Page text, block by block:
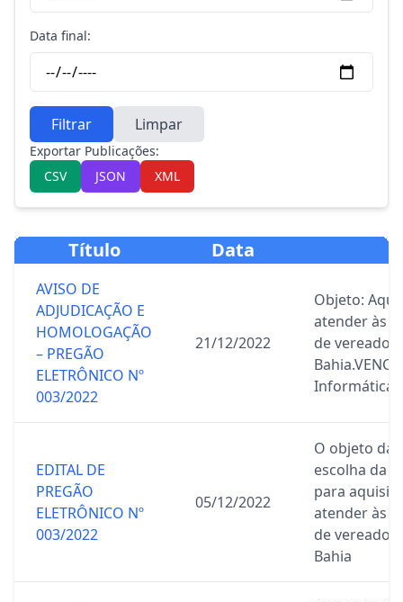
Data final:
Filtrar Limpar
Exportar Publicações:
CSV
JSON XML
Título Data
AVISO DE
ADJUDICAÇÃO E
HOMOLOGAÇÃO
– PREGÃO
ELETRÔNICO Nº
003/2022
21/12/2022
Objeto:
atender às
de
Informática
EDITAL DE
PREGÃO
ELETRÔNICO Nº
003/2022
05/12/2022
O objeto da
escolha da
para
atender às
de
Bahia